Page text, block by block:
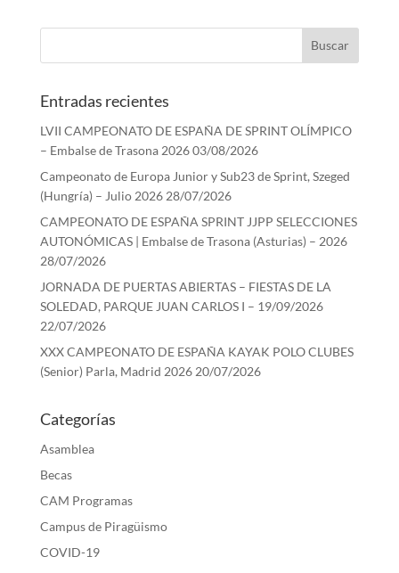
Entradas recientes
LVII CAMPEONATO DE ESPAÑA DE SPRINT OLÍMPICO
– Embalse de Trasona 202603/08/2026
Campeonato de Europa Junior y Sub23 de Sprint, Szeged
(Hungría) – Julio 2026 28/07/2026
CAMPEONATO DE ESPAÑA SPRINT JJPP SELECCIONES
AUTONÓMICAS | Embalse de Trasona (Asturias) – 2026
28/07/2026
JORNADA DE PUERTAS ABIERTAS – FIESTAS DE LA
SOLEDAD, PARQUE JUAN CARLOS I – 19/09/2026
22/07/2026
XXX CAMPEONATO DE ESPAÑA KAYAK POLO CLUBES
(Senior) Parla, Madrid 2026 20/07/2026
Categorías
Asamblea
Becas
CAM Programas
Campus de Piragüismo
COVID-19